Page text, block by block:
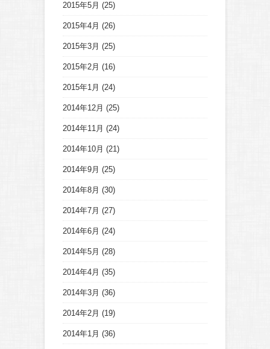
2015年5月 (25)
2015年4月 (26)
2015年3月 (25)
2015年2月 (16)
2015年1月 (24)
2014年12月 (25)
2014年11月 (24)
2014年10月 (21)
2014年9月 (25)
2014年8月 (30)
2014年7月 (27)
2014年6月 (24)
2014年5月 (28)
2014年4月 (35)
2014年3月 (36)
2014年2月 (19)
2014年1月 (36)